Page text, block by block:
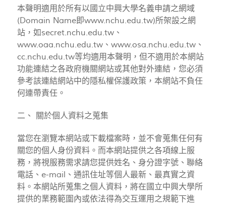
本聲明適用於所有以國立中興大學名義申請之網域
(Domain Name即www.nchu.edu.tw)所架設之網
站，如secret.nchu.edu.tw、
www.oaa.nchu.edu.tw、www.osa.nchu.edu.tw、
cc.nchu.edu.tw等均適用本聲明，但不適用於本網站
功能連結之各政府機關網站或其他對外連結，您必須
參考該連結網站中的隱私權保護政策，本網站不負任
何連帶責任。
二、 關於個人資料之蒐集
當您在瀏覽本網站或下載檔案時，並不會蒐集任何有
關您的個人身份資料。而本網站提供之各項線上服
務，將視服務需求請您提供姓名、身分證字號、聯絡
電話、e-mail、通訊住址等個人最新、最真實之資
料。本網站所蒐集之個人資料，將在國立中興大學所
提供的業務範圍內或依法得為交互運用之規範下進